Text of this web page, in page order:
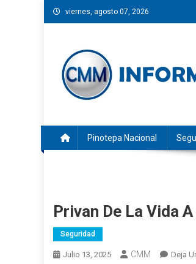
Saltar
al
viernes, agosto 07, 2026
Pinotepa Nacional
Privan De La Vida
Seguridad
Julio 13, 2025 CMM Deja